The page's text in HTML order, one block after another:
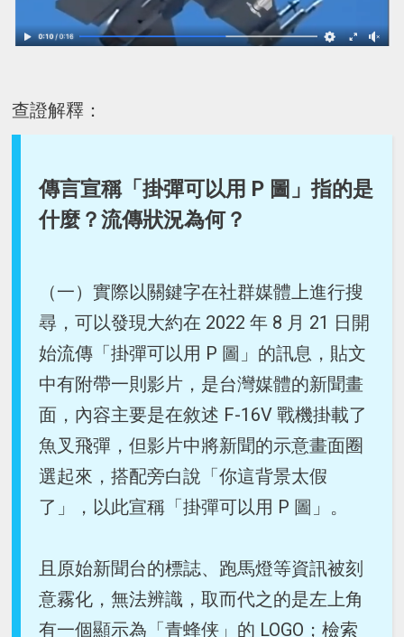
查證解釋：
傳言宣稱「掛彈可以用 P 圖」指的是
什麼？流傳狀況為何？
（一）實際以關鍵字在社群媒體上進行搜
尋，可以發現大約在 2022 年 8 月 21 日開
始流傳「掛彈可以用 P 圖」的訊息，貼文
中有附帶一則影片，是台灣媒體的新聞畫
面，內容主要是在敘述 F-16V 戰機掛載了
魚叉飛彈，但影片中將新聞的示意畫面圈
選起來，搭配旁白說「你這背景太假
了」，以此宣稱「掛彈可以用 P 圖」。
且原始新聞台的標誌、跑馬燈等資訊被刻
意霧化，無法辨識，取而代之的是左上角
有一個顯示為「青蜂侠」的 LOGO；檢索